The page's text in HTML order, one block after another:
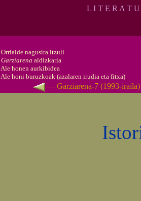
L I T E R A T
Orrialde nagusira itzuli
Garziarena aldizkaria
Ale honen aurkibidea
Ale honi buruzkoak (azalaren irudia eta fitxa)
— Garziarena-7 (1993-